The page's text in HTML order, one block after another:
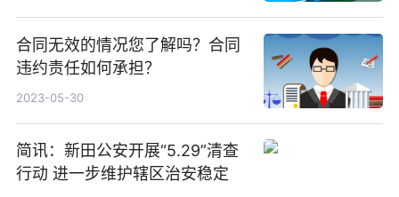
合同无效的情况您了解吗？合同
违约责任如何承担？
2023-05-30
简讯：新田公安开展“5.29”清查
行动 进一步维护辖区治安稳定